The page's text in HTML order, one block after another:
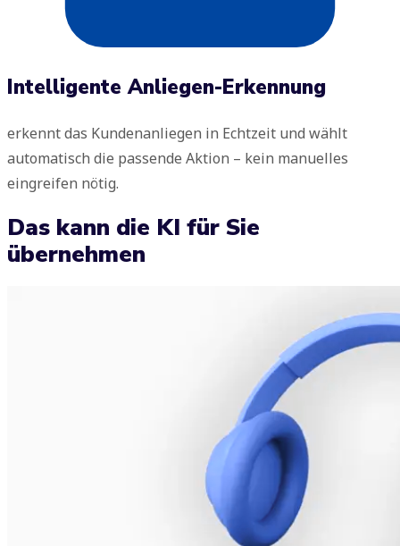
Intelligente Anliegen-Erkennung
erkennt das Kundenanliegen in Echtzeit und wählt
automatisch die passende Aktion – kein manuelles
eingreifen nötig.
Das kann die KI für Sie
übernehmen